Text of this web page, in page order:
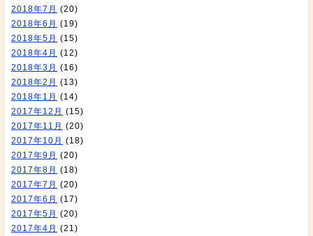
2018年7月 (20)
2018年6月 (19)
2018年5月 (15)
2018年4月 (12)
2018年3月 (16)
2018年2月 (13)
2018年1月 (14)
2017年12月 (15)
2017年11月 (20)
2017年10月 (18)
2017年9月 (20)
2017年8月 (18)
2017年7月 (20)
2017年6月 (17)
2017年5月 (20)
2017年4月 (21)